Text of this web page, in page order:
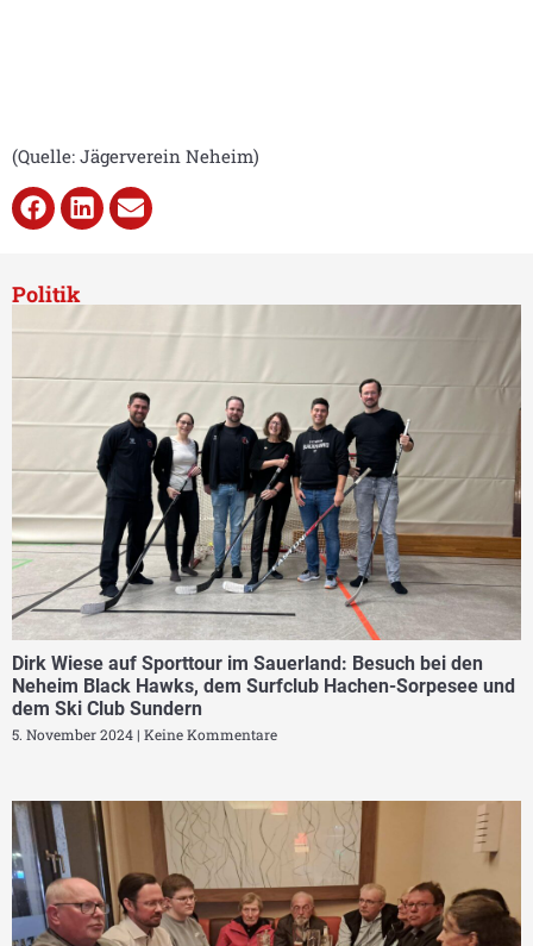
(Quelle: Jägerverein Neheim)
Politik
Dirk Wiese auf Sporttour im Sauerland: Besuch bei den
Neheim Black Hawks, dem Surfclub Hachen-Sorpesee und
dem Ski Club Sundern
5. November 2024 Keine Kommentare